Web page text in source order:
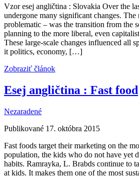
Vzor esej angličtina : Slovakia Over the
undergone many significant changes. The
problematic – was the transition from the
planning to the more liberal, even
These large-scale changes influenced all
it politics, economy, […]
Zobraziť článok
Esej angličtina : Fast food
Nezaradené
Publikované 17. októbra 2015
Fast foods target their marketing on the
population, the kids who do not have yet
habits. Ramrayka, L. Brabds continue to
at kids. It makes them one of the most